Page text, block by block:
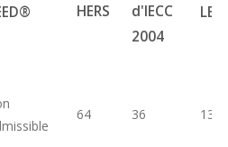
HERS
d'IECC
2004
64 36 13.5